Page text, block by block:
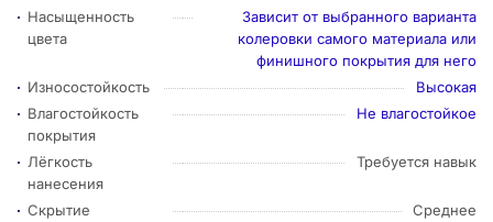
Насыщенность
цвета
Зависит от выбранного варианта
колеровки самого материала или
финишного покрытия для него
Износостойкость
Высокая
Влагостойкость
покрытия
Не влагостойкое
Лёгкость
нанесения
Требуется навык
Скрытие
Среднее